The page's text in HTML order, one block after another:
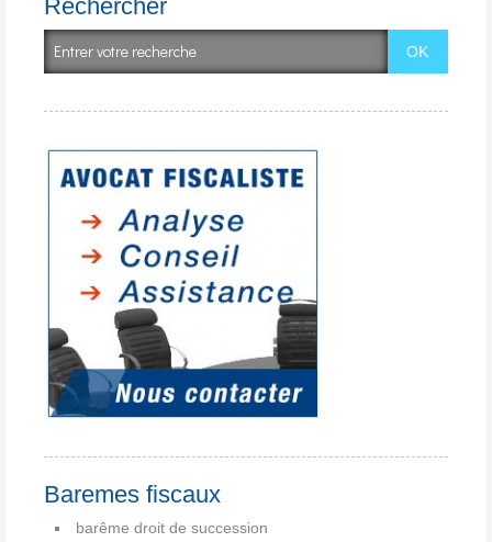
Rechercher
Baremes fiscaux
barême droit de succession